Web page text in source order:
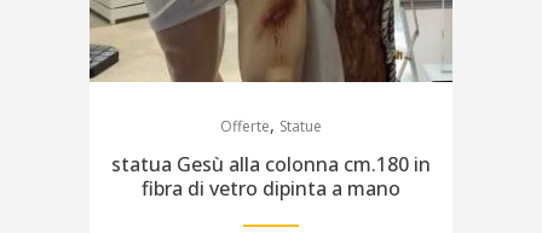
Offerte, Statue
statua Gesù alla colonna cm.180 in
fibra di vetro dipinta a mano